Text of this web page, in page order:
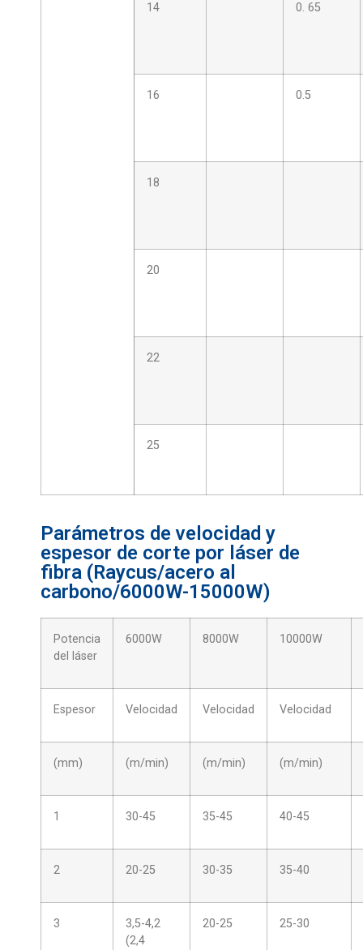
14 0. 65
16 0.5
18
20
22
25
Parámetros de velocidad y
espesor de corte por láser de
fibra (Raycus/acero al
carbono/6000W-15000W)
Potencia
del láser
6000W 8000W 10000W
Espesor Velocidad Velocidad Velocidad
(mm) (m/min) (m/min) (m/min)
1 30-45 35-45 40-45
2 20-25 30-35 35-40
3
3,5-4,2
(2,4
20-25 25-30